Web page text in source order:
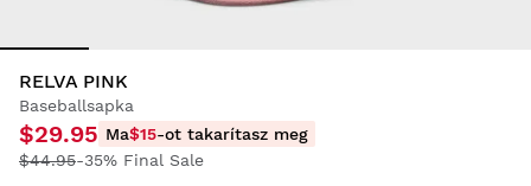
RELVA PINK
Baseballsapka
$29.95 Ma$15-ot takarítasz meg
$44.95-35% Final Sale